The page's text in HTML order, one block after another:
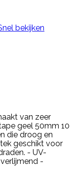
bekijken
van zeer
geel 50mm 10
die droog en
geschikt voor
- UV-
-